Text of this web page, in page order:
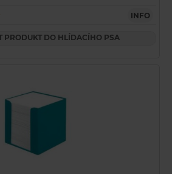
INFO
PRODUKT DO HLÍDACÍHO PSA